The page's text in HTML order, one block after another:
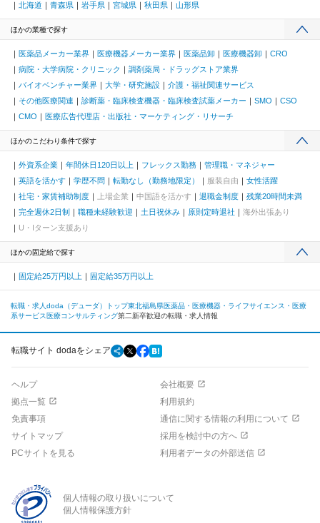
北海道 青森県 岩手県 宮城県 秋田県 山形県
ほかの業種で探す
医薬品メーカー業界 医療機器メーカー業界 医薬品卸 医療機器卸
CRO
病院・大学病院・クリニック
調剤薬局・ドラッグストア業界
バイオベンチャー業界
大学・研究施設
介護・福祉関連サービス
その他医療関連
診断薬・臨床検査機器・臨床検査試薬メーカー SMO
CSO
CMO
医療広告代理店・出版社・マーケティング・リサーチ
ほかのこだわり条件で探す
外資系企業 年間休日120日以上 フレックス勤務
管理職・マネジャー
英語を活かす
学歴不問 転勤なし（勤務地限定） 服装自由
女性活躍
社宅・家賃補助制度
上場企業 中国語を活かす 退職金制度
残業20時間未満
完全週休2日制
職種未経験歓迎 土日祝休み 原則定時退社
海外出張あり
U・Iターン支援あり
ほかの固定給で探す
固定給25万円以上 固定給35万円以上
転職・求人doda（デューダ）トップ東北福島県医薬品・医療機器・ライフサイエンス・医療
系サービス 医療コンサルティング第二新卒歓迎の転職・求人情報
転職サイト dodaをシェア
ヘルプ
会社概要
拠点一覧
利用規約
免責事項
通信に関する情報の利用について
サイトマップ
採用を検討中の方へ
PCサイトを見る
利用者データの外部送信
個人情報の取り扱いについて
個人情報保護方針